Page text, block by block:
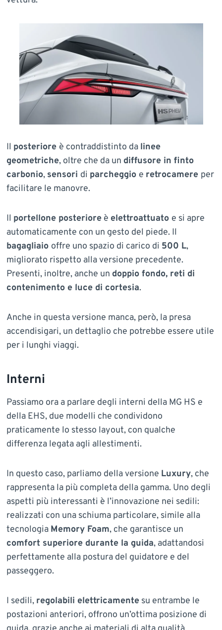
Il posteriore è contraddistinto da linee
geometriche, oltre che da un diffusore in finto
carbonio, sensori di parcheggio e retrocamere per
facilitare le manovre.
Il portellone posterioreè elettroattuato e si apre
automaticamente con un gesto del piede. Il
bagagliaio offre uno spazio di carico di 500 L,
migliorato rispetto alla versione precedente.
Presenti, inoltre, anche un doppio fondo, reti di
contenimento e luce di cortesia.
Anche in questa versione manca, però, la presa
accendisigari, un dettaglio che potrebbe essere utile
per i lunghi viaggi.
Interni
Passiamo ora a parlare degli interni della MG HS e
della EHS, due modelli che condividono
praticamente lo stesso layout, con qualche
differenza legata agli allestimenti.
In questo caso, parliamo della versione Luxury, che
rappresenta la più completa della gamma. Uno degli
aspetti più interessanti è l’innovazione nei sedili:
realizzati con una schiuma particolare, simile alla
tecnologia Memory Foam, che garantisce un
comfort superiore durante la guida, adattandosi
perfettamente alla postura del guidatore e del
passeggero.
I sedili, regolabili elettricamentesu entrambe le
postazioni anteriori, offrono un’ottima posizione di